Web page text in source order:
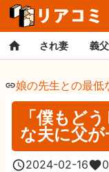
され妻 義
娘の先生との最低
「僕もど
な夫に父
2024-02-16 0